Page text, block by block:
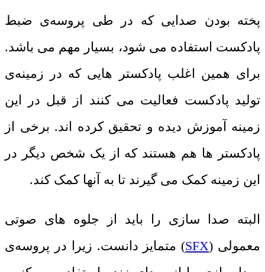
پخته بودن صدایی که در طی پروسه‌ی ضبط
پادکست استفاده می شود، بسیار مهم می باشد.
برای همین اغلب پادکستر هایی که در زمینه‌ی
تولید پادکست فعالیت می کنند از قبل در این
زمینه آموزش دیده و تحقیق کرده اند. برخی از
پادکستر ها هم هستند که از یک شخص دیگر در
این زمینه کمک می گیرند تا به آنها کمک کند.
البته صدا سازی را باید از جلوه های صوتی
معمولی (SFX) متمایز دانست. زیرا در پروسه‌ی